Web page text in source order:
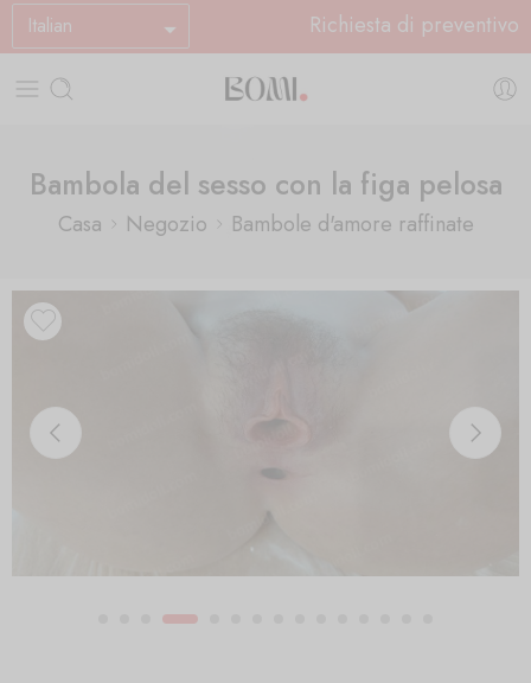
Italian Richiesta di preventivo
Bambola del sesso con la figa pelosa
Casa Negozio Bambole d'amore raffinate